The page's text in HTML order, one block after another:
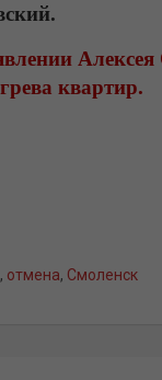
квартир.
, отмена, Смоленск